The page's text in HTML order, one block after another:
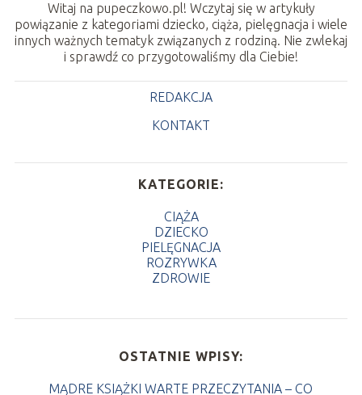
Witaj na pupeczkowo.pl! Wczytaj się w artykuły
powiązanie z kategoriami dziecko, ciąża, pielęgnacja i wiele
innych ważnych tematyk związanych z rodziną. Nie zwlekaj
i sprawdź co przygotowaliśmy dla Ciebie!
REDAKCJA
KONTAKT
KATEGORIE:
CIĄŻA
DZIECKO
PIELĘGNACJA
ROZRYWKA
ZDROWIE
OSTATNIE WPISY:
MĄDRE KSIĄŻKI WARTE PRZECZYTANIA – CO